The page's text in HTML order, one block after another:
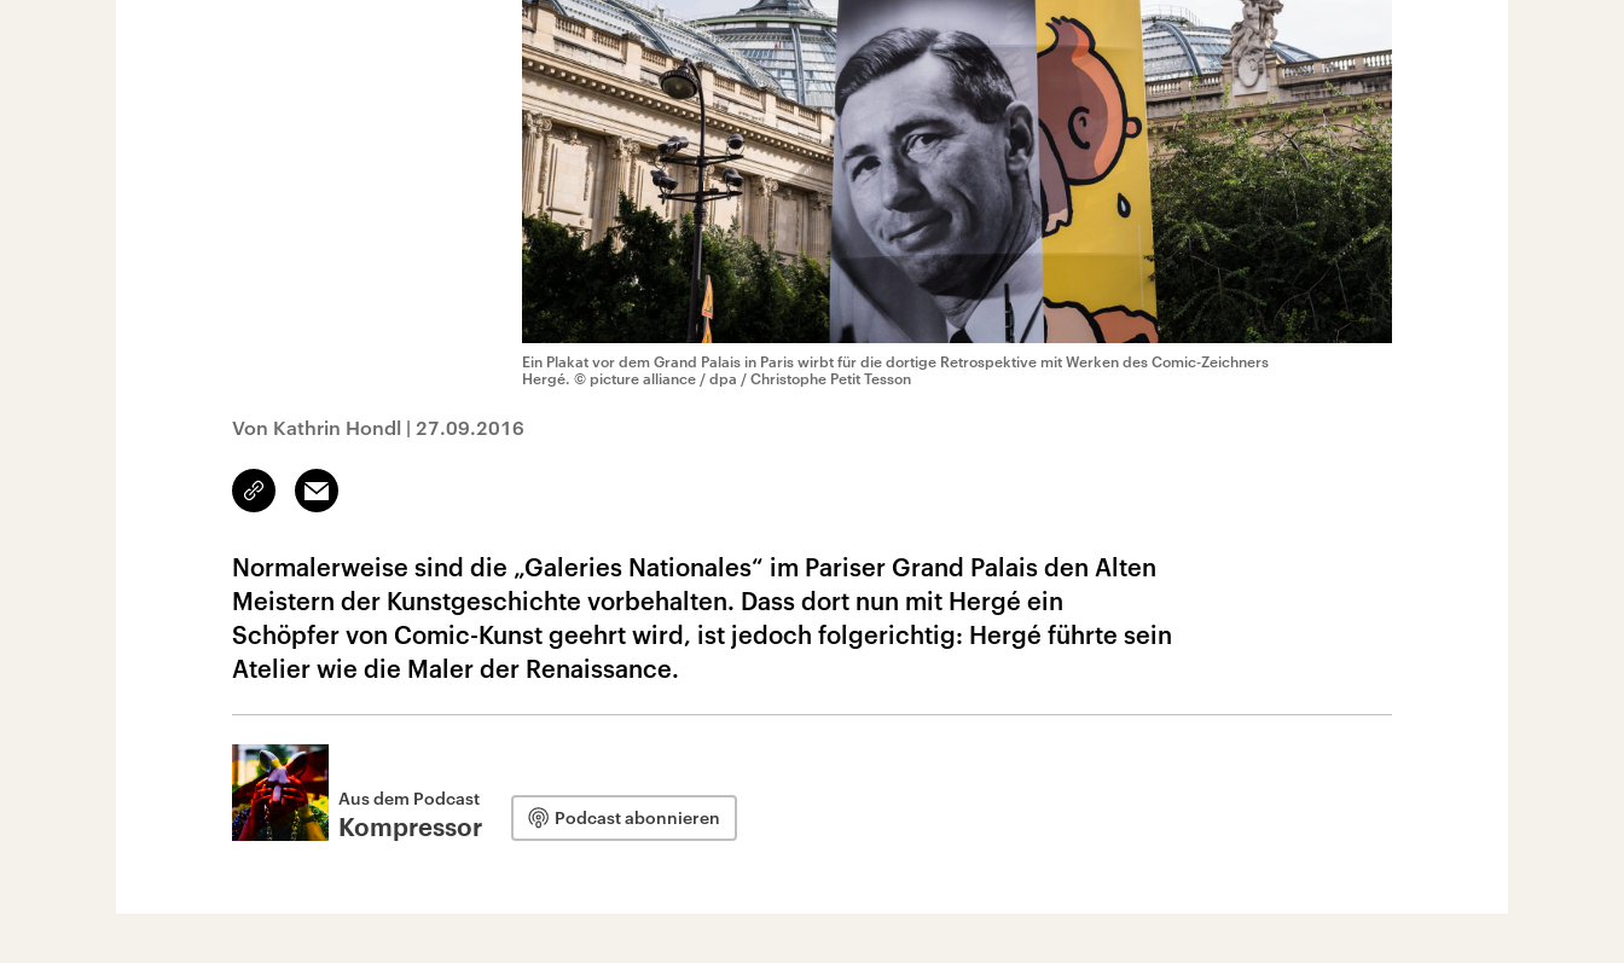
Ein Plakat vor dem Grand Palais in Paris wirbt für die dortige Retrospektive mit Werken des Comic-Zeichners
Hergé. © picture alliance / dpa / Christophe Petit Tesson
Von Kathrin Hondl | 27.09.2016
Link
kopieren/teilen
Email
Normalerweise sind die „Galeries Nationales“ im Pariser Grand Palais den Alten
Meistern der Kunstgeschichte vorbehalten. Dass dort nun mit Hergé ein
Schöpfer von Comic-Kunst geehrt wird, ist jedoch folgerichtig: Hergé führte sein
Atelier wie die Maler der Renaissance.
Aus dem Podcast
Kompressor Podcast abonnieren